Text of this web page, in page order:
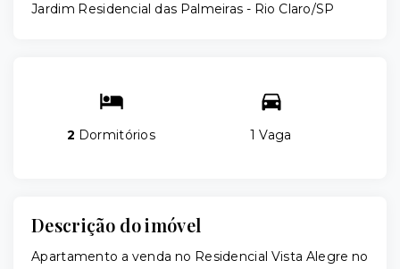
Jardim Residencial das Palmeiras - Rio Claro/SP
2 Dormitórios 1 Vaga
Descrição do imóvel
Apartamento a venda no Residencial Vista Alegre no